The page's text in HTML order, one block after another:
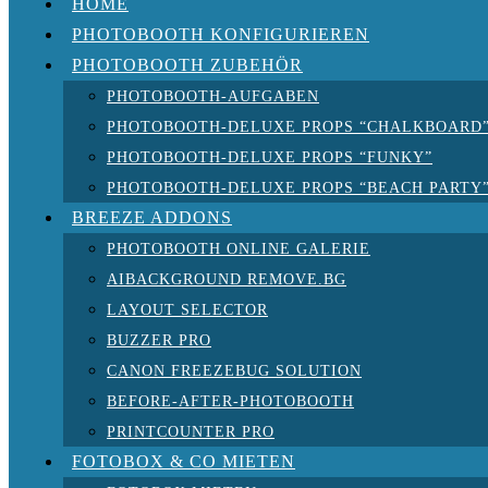
HOME
PHOTOBOOTH KONFIGURIEREN
PHOTOBOOTH ZUBEHÖR
PHOTOBOOTH-AUFGABEN
PHOTOBOOTH-DELUXE PROPS
PHOTOBOOTH-DELUXE PROPS “FUNKY”
PHOTOBOOTH-DELUXE PROPS “BEACH
BREEZE ADDONS
PHOTOBOOTH ONLINE GALERIE
AIBACKGROUND REMOVE.BG
LAYOUT SELECTOR
BUZZER PRO
CANON FREEZEBUG SOLUTION
BEFORE-AFTER-PHOTOBOOTH
PRINTCOUNTER PRO
FOTOBOX & CO MIETEN